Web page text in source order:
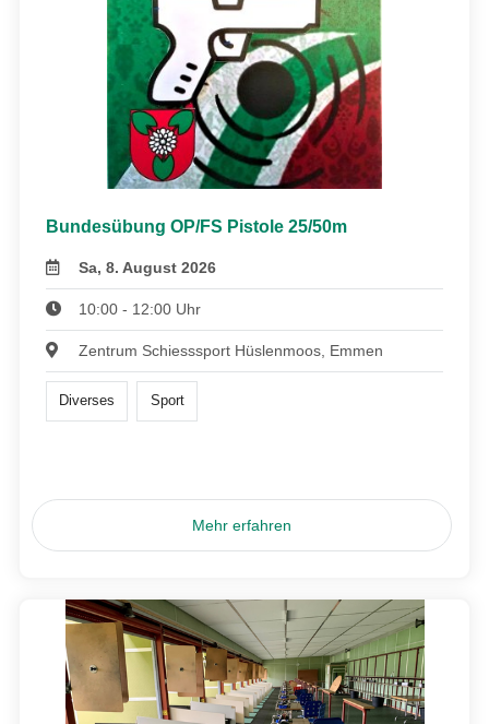
Bundesübung OP/FS Pistole 25/50m
Sa, 8. August 2026
10:00 - 12:00 Uhr
Zentrum Schiesssport Hüslenmoos, Emmen
Diverses Sport
Mehr erfahren